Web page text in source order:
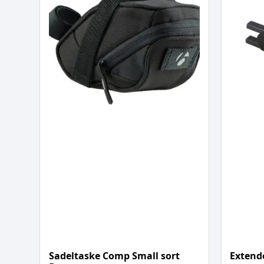
Sadeltaske Comp Small sort